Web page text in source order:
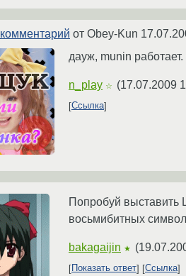
комментарий от Obey-Kun
дауж, munin
n_play ☆ (17.07.2009
Ссылка
Попробуй выставить
восьмибитных
bakagaijin ★ (
Показать ответ Ссылка